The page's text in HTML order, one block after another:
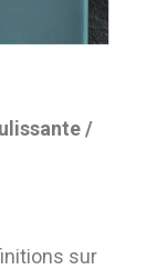
/
sur